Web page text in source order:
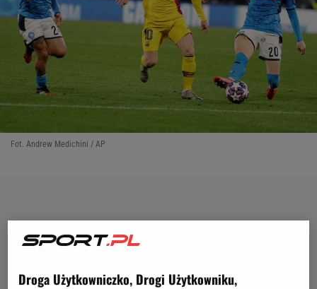
Fot. Andrew Medichini / AP
Droga Użytkowniczko, Drogi Użytkowniku,